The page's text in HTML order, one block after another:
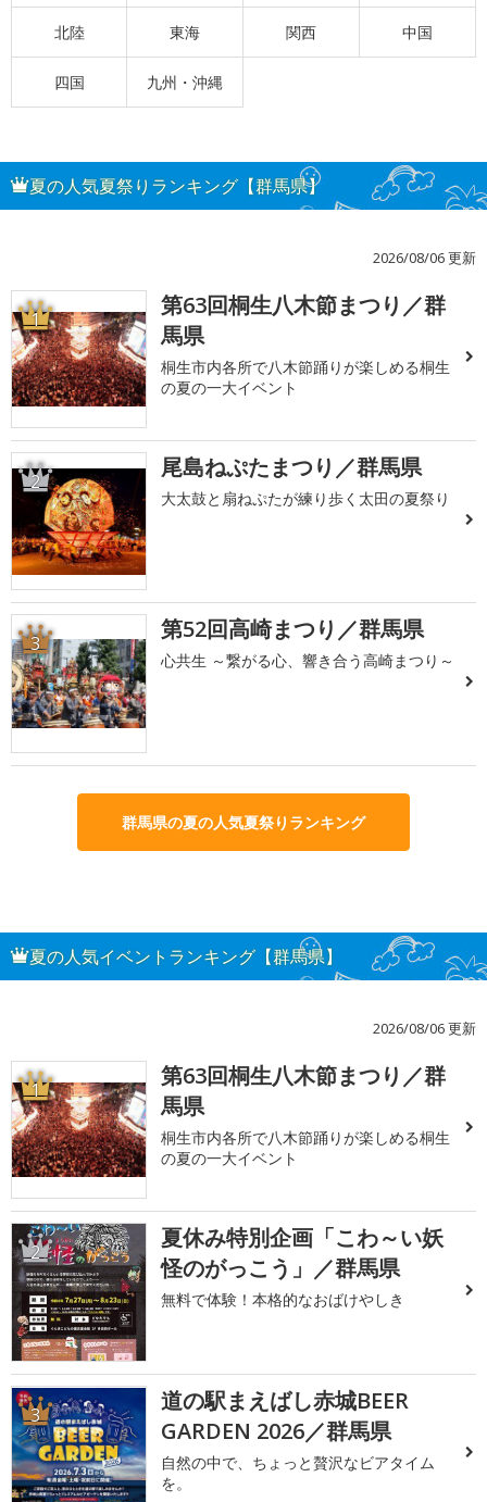
北陸 東海 関西 中国
四国 九州・沖縄
夏の人気夏祭りランキング【群馬県】
2026/08/06 更新
1
第63回桐生八木節まつり／群
馬県
桐生市内各所で八木節踊りが楽しめる桐生
の夏の一大イベント
2 尾島ねぷたまつり／群馬県
大太鼓と扇ねぷたが練り歩く太田の夏祭り
3 第52回高崎まつり／群馬県
心共生 ～繋がる心、響き合う高崎まつり～
群馬県の夏の人気夏祭りランキング
夏の人気イベントランキング【群馬県】
2026/08/06 更新
1
第63回桐生八木節まつり／群
馬県
桐生市内各所で八木節踊りが楽しめる桐生
の夏の一大イベント
2
夏休み特別企画「こわ～い妖
怪のがっこう」／群馬県
無料で体験！本格的なおばけやしき
3
道の駅まえばし赤城BEER
GARDEN 2026／群馬県
自然の中で、ちょっと贅沢なビアタイム
を。